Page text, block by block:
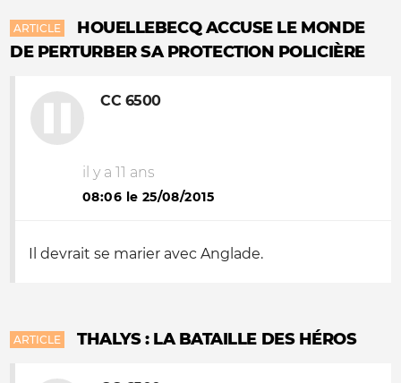
ARTICLE
HOUELLEBECQ ACCUSE LE MONDE
DE PERTURBER SA PROTECTION POLICIÈRE
CC 6500
il y a 11 ans
08:06 le 25/08/2015
Il devrait se marier avec Anglade.
ARTICLE THALYS : LA BATAILLE DES HÉROS